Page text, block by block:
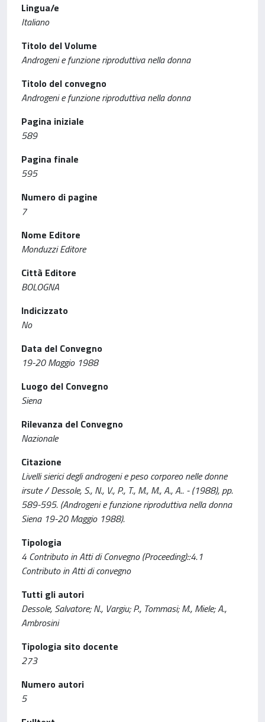
Lingua/e
Italiano
Titolo del Volume
Androgeni e funzione riproduttiva nella donna
Titolo del convegno
Androgeni e funzione riproduttiva nella donna
Pagina iniziale
589
Pagina finale
595
Numero di pagine
7
Nome Editore
Monduzzi Editore
Città Editore
BOLOGNA
Indicizzato
No
Data del Convegno
19-20 Maggio 1988
Luogo del Convegno
Siena
Rilevanza del Convegno
Nazionale
Citazione
Livelli sierici degli androgeni e peso corporeo nelle donne
irsute / Dessole, S., N., V., P., T., M., M., A., A.. - (1988), pp.
589-595. (Androgeni e funzione riproduttiva nella donna
Siena 19-20 Maggio 1988).
Tipologia
4 Contributo in Atti di Convegno (Proceeding)::4.1
Contributo in Atti di convegno
Tutti gli autori
Dessole, Salvatore; N., Vargiu; P., Tommasi; M., Miele; A.,
Ambrosini
Tipologia sito docente
273
Numero autori
5